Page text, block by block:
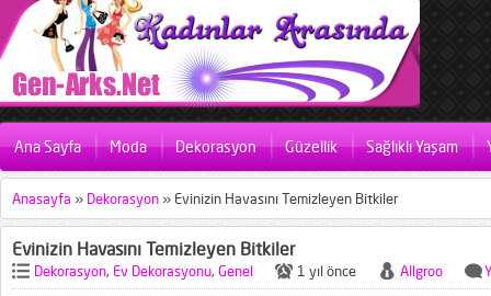
Ana Sayfa Moda Dekorasyon Güzellik Sağlıklı Yaşam
Anasayfa » Dekorasyon » Evinizin Havasını Temizleyen Bitkiler
Evinizin Havasını Temizleyen Bitkiler
Dekorasyon, Ev Dekorasyonu, Genel 1 yıl önce Allgroo